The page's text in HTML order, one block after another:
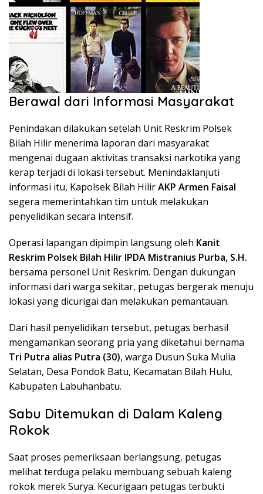
Berawal dari Informasi Masyarakat
Penindakan dilakukan setelah Unit Reskrim Polsek
Bilah Hilir menerima laporan dari masyarakat
mengenai dugaan aktivitas transaksi narkotika yang
kerap terjadi di lokasi tersebut. Menindaklanjuti
informasi itu, Kapolsek Bilah HilirAKP Armen Faisal
segera memerintahkan tim untuk melakukan
penyelidikan secara intensif.
Operasi lapangan dipimpin langsung oleh Kanit
Reskrim Polsek Bilah Hilir IPDA Mistranius Purba, S.H.
bersama personel Unit Reskrim. Dengan dukungan
informasi dari warga sekitar, petugas bergerak menuju
lokasi yang dicurigai dan melakukan pemantauan.
Dari hasil penyelidikan tersebut, petugas berhasil
mengamankan seorang pria yang diketahui bernama
Tri Putra alias Putra (30), warga Dusun Suka Mulia
Selatan, Desa Pondok Batu, Kecamatan Bilah Hulu,
Kabupaten Labuhanbatu.
Sabu Ditemukan di Dalam Kaleng
Rokok
Saat proses pemeriksaan berlangsung, petugas
melihat terduga pelaku membuang sebuah kaleng
rokok merek Surya. Kecurigaan petugas terbukti